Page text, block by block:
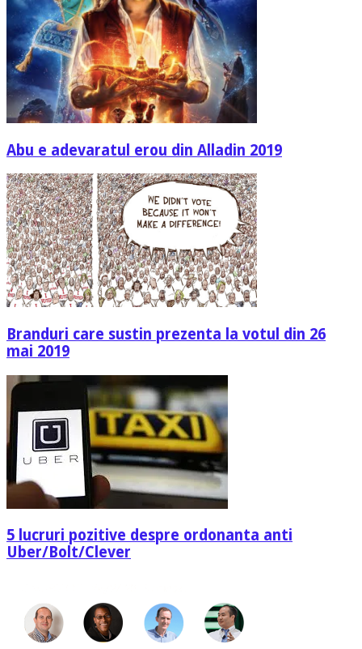
Abu e adevaratul erou din Alladin 2019
Branduri care sustin prezenta la votul din 26
mai 2019
5 lucruri pozitive despre ordonanta anti
Uber/Bolt/Clever